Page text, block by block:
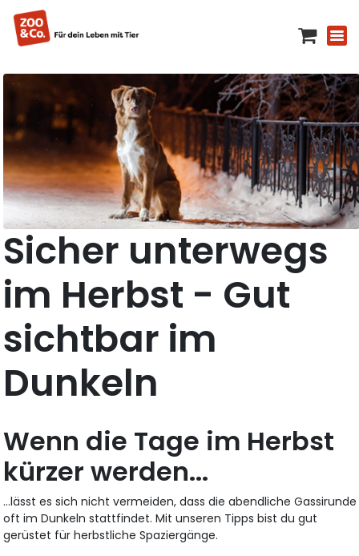
Sicher unterwegs
im Herbst - Gut
sichtbar im
Dunkeln
Wenn die Tage im Herbst
kürzer werden...
...lässt es sich nicht vermeiden, dass die abendliche Gassirunde
oft im Dunkeln stattfindet. Mit unseren Tipps bist du gut
gerüstet für herbstliche Spaziergänge.